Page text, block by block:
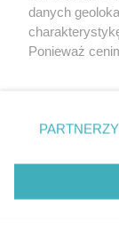
Tcz24
Historia
danych
Ponieważ
znajdujący
PARTNERZY